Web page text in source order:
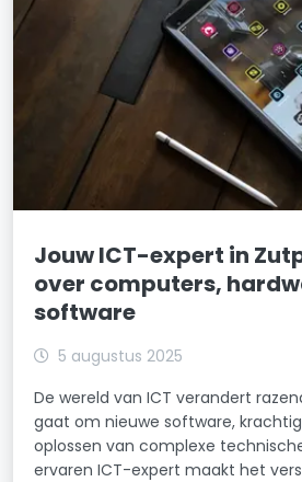
Jouw ICT-expert in
over computers,
software
5 augustus 2025
De wereld van ICT verandert
gaat om nieuwe software,
oplossen van complexe
ervaren ICT-expert maakt het